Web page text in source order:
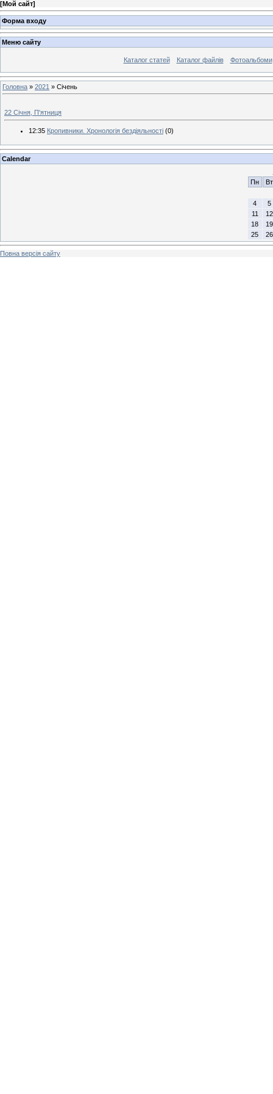
[Мой сайт]
Форма входу
Меню сайту
Каталог статей Каталог файлів Фотоальбоми
Головна » 2021 » Січень
22 Січня, П'ятниця
12:35 Кропивники. Хронологія бездіяльності (0)
Calendar
Пн
Вт
4
5
11
12
18
19
25
26
Повна версія сайту